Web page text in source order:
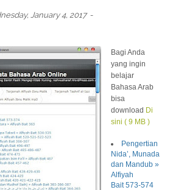
January 4, 2017
Bagi Anda
yang ingin
belajar
Bahasa Arab
bisa
download Di
sini ( 9 MB )
Pengertian
Nida’, Munada
dan Mandub »
Alfiyah
Bait 573-574